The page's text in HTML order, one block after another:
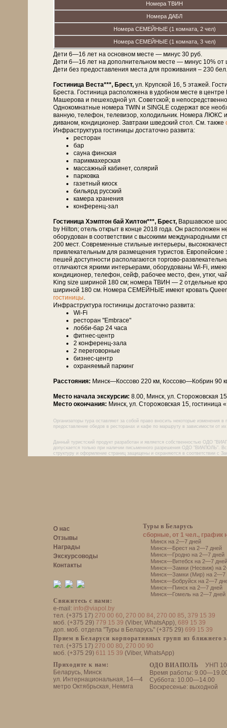
Номера ТВИН
Номера ДАБЛ
Номера СЕМЕЙНЫЕ (1 комната, 2 чел)
Номера СЕМЕЙНЫЕ (1 комната, 3 чел)
Дети 6—16 лет на основном месте — минус 30 руб.
Дети 6—16 лет на дополнительном месте — минус 10% от
Дети без предоставления места для проживания – 230
Гостиница Веста***, Брест, ул. Крупской 16, 5 этажей.
Бреста. Гостиница расположена в удобном месте в
Машерова и пешеходной ул. Советской; в
Однокомнатные номера TWIN и SINGLE содержат все
ванную, телефон, телевизор, холодильник. Номера ЛЮКС
диваном, кондиционер. Завтраки шведский стол. См. также
Инфраструктура гостиницы достаточно развита:
ресторан
бар
сауна финская
парикмахерская
массажный кабинет, солярий
парковка
газетный киоск
бильярд русский
камера хранения
конференц-зал
Гостиница Хэмптон бай Хилтон***, Брест, Варшавское
by Hilton; отель открыт в конце 2018 года. Он
оборудован в соответствии с высокими международными
200 мест. Современные стильные интерьеры,
привлекательным для размещения туристов.
пешей доступности располагаются торгово-
отличаются яркими интерьерами, оборудованы Wi-Fi,
кондиционер, телефон, сейф, рабочее место, фен, утюг,
King size шириной 180 см; номера ТВИН — 2 отдельные
шириной 180 см. Номера СЕМЕЙНЫЕ имеют кровать
гостиницы.
Инфраструктура гостиницы достаточно развита:
Wi-Fi
ресторан "Embrace"
лобби-бар 24 часа
фитнес-центр
2 конференц-зала
2 переговорные
бизнес-центр
охраняемый паркинг
Расстояния: Минск—Кос­со­во 220 км, Кос­со­во—Ко­брин 90
Место начала экскурсии: 8.00, Минск, ул. Сторожовская
Место окончания: Минск, ул. Сторожовская 15, гостиница
Организаторы тура оставляют за собой право вносить некоторые изменения
предоставление обедов в ресторанах и кафе по маршруту в зависимости от их
Данный туристский продукт разработан и является собственностью ОДО
допускается только при наличии письменного разрешения ОДО "ВИАПОЛЬ".
структуру и оформление страниц защищены и охраняются в соответствии с
О нас
Отзывы
Награды
Экскурсоводы
Контакты
Свяжитесь с нами:
e-mail: info@viapol.by
тел. (+375 17) 270 00 60, 270 00 84, 270 00 85, 379 15 39
моб. (+375 29) 779 15 39 (Viber, WhatsApp), 689 15 39
доп. моб. отдела "Туры в Беларусь" (+375 29) 699 15 39
Прием в Беларуси корпоративных групп из ближнего
тел. (+375 17) 270 00 80, 270 00 90
моб. (+375 29) 611 15 39 (Viber, WhatsApp)
ОДО ВИАПОЛЬ
УНП
Время работы:
Суббота: 10.00—14.00
Воскресенье: выходной
Приходите к нам:
Беларусь, Минск
ул. Интернациональная, 14—4
метро Октябрьская, Немига
Туры в Беларусь
сборные, от 1 чел., график
Минск на 2—7 дней
Минск—Брест на 2—7 дней
Минск—Гродно на 2—7 дней
Минск—Витебск на 2—7 дней
Минск—Замки (Несвиж) на
Минск—Замки (Мир) на 2—7
Минск—Бобруйск на 2—7
Минск—Пинск на 2—7 дней
Минск—Гомель на 2—7 дней